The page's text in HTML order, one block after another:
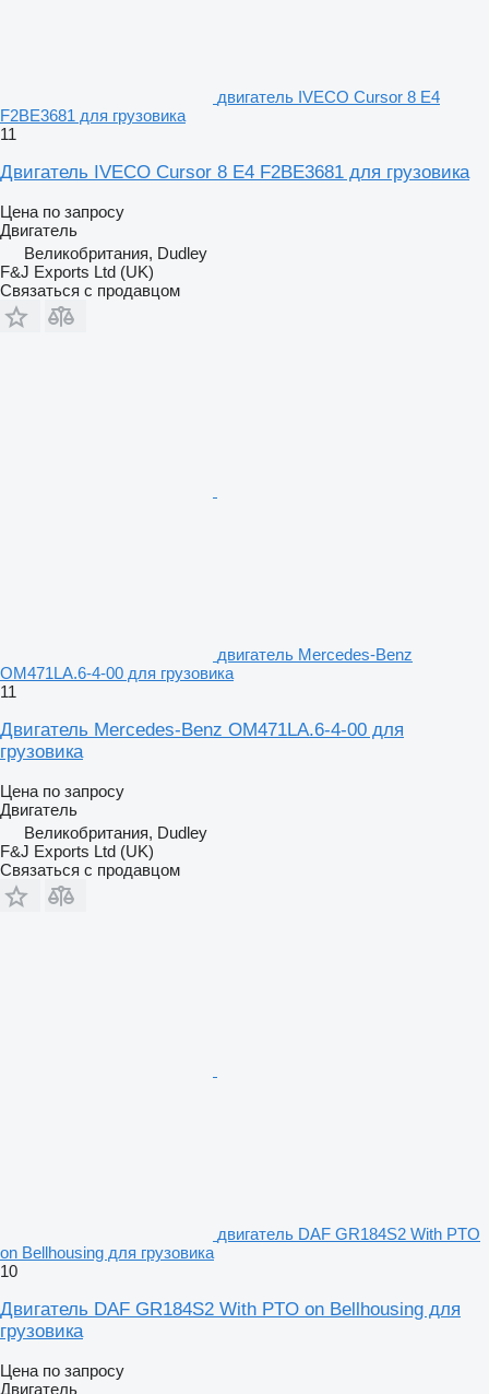
двигатель IVECO Cursor 8 E4
F2BE3681 для грузовика
11
Двигатель IVECO Cursor 8 E4 F2BE3681 для грузовика
Цена по запросу
Двигатель
Великобритания, Dudley
F&J Exports Ltd (UK)
Связаться с продавцом
двигатель Mercedes-Benz
OM471LA.6-4-00 для грузовика
11
Двигатель Mercedes-Benz OM471LA.6-4-00 для
грузовика
Цена по запросу
Двигатель
Великобритания, Dudley
F&J Exports Ltd (UK)
Связаться с продавцом
двигатель DAF GR184S2 With PTO
on Bellhousing для грузовика
10
Двигатель DAF GR184S2 With PTO on Bellhousing для
грузовика
Цена по запросу
Двигатель